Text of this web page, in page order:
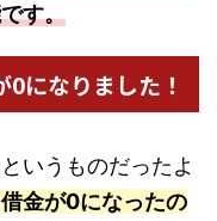
す。
になりました！
いうものだったよ
金が0になったの